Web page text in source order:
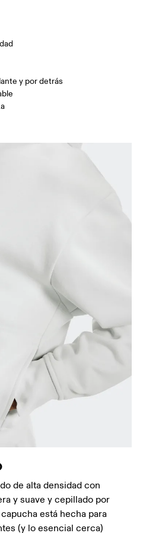
ver más.
cinta métrica horizontal.
y por detrás
de alta densidad con
y suave y cepillado por
está hecha para
(y lo esencial cerca)